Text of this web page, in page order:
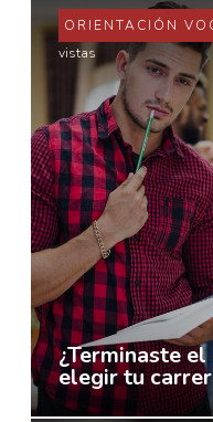
ORIENTACIÓN
vistas
¿Terminaste
elegir tu